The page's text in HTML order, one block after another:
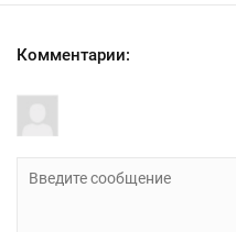
Комментарии: